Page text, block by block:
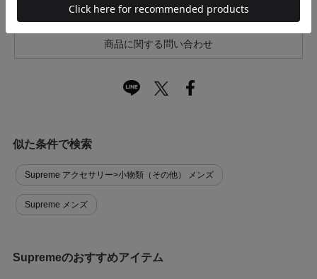
商品に関する問い合わせ
似た条件で検索
Supreme アクセサリー>小物類（その他） メンズ
Supreme メンズ
Supremeのおすすめアイテム